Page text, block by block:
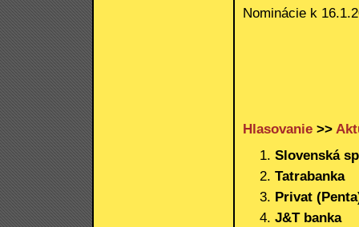
Nominácie k
Hlasovanie >>
Slovenská
Tatrabanka
Privat
J&T banka